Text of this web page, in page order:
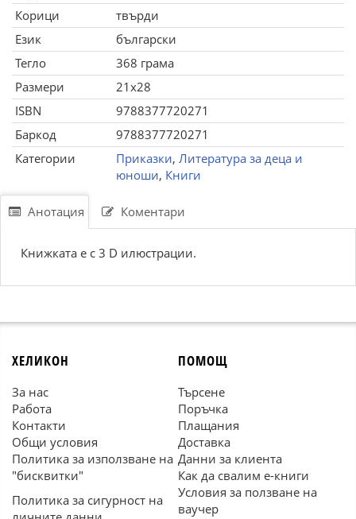
Корици
твърди
Език
български
Тегло
368 грама
Размери
21x28
ISBN
9788377720271
Баркод
9788377720271
Категории
Приказки, Литература за деца и
юноши, Книги
Анотация Коментари
Книжката е с 3 D илюстрации.
ХЕЛИКОН
За нас
Работа
Контакти
Общи условия
Политика за използване на
"бисквитки"
Политика за сигурност на
ПОМОЩ
Търсене
Поръчка
Плащания
Доставка
Данни за клиента
Как да свалим е-книги
Условия за ползване на
ваучер